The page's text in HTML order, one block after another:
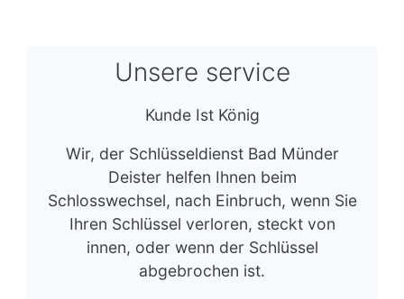
Unsere service
Kunde Ist König
Wir, der Schlüsseldienst Bad Münder
Deister helfen Ihnen beim
Schlosswechsel, nach Einbruch, wenn Sie
Ihren Schlüssel verloren, steckt von
innen, oder wenn der Schlüssel
abgebrochen ist.